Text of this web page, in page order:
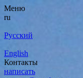
Меню
ru
Русский
English
Контакты
написать